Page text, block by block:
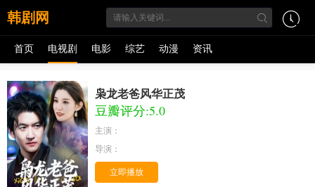
韩剧网
首页 电视剧 电影 综艺 动漫 资讯
枭龙老爸风华正茂
豆瓣评分:5.0
主演：
导演：
立即播放